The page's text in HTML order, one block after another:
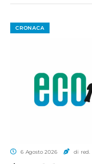
CRONACA
6 Agosto 2026 di red.